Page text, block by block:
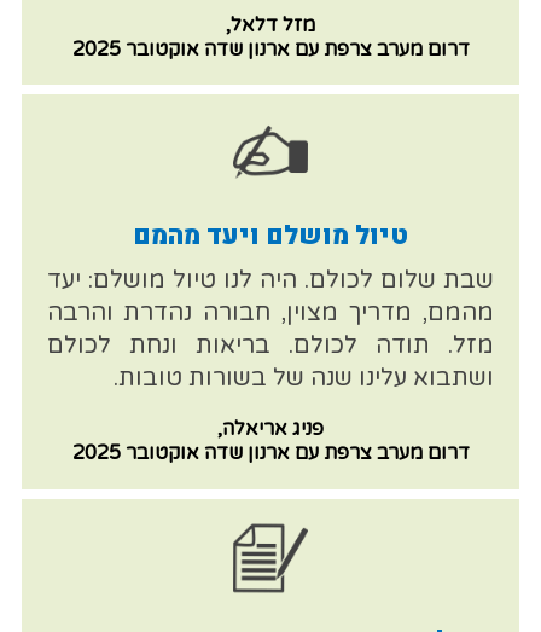
מזל דלאל,
דרום מערב צרפת עם ארנון שדה אוקטובר 2025
טיול מושלם ויעד מהמם
שבת שלום לכולם. היה לנו טיול מושלם: יעד
מהמם, מדריך מצוין, חבורה נהדרת והרבה
מזל. תודה לכולם. בריאות ונחת לכולם
ושתבוא עלינו שנה של בשורות טובות.
פניג אריאלה,
דרום מערב צרפת עם ארנון שדה אוקטובר 2025